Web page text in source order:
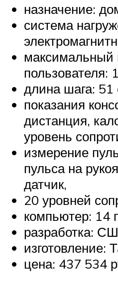
назначение:
система
максимальный
пользователя:
длина шага: 51
показания
дистанция,
уровень
измерение
пульса на
датчик,
20 уровней
компьютер: 14
разработка:
изготовление:
цена: 437 534